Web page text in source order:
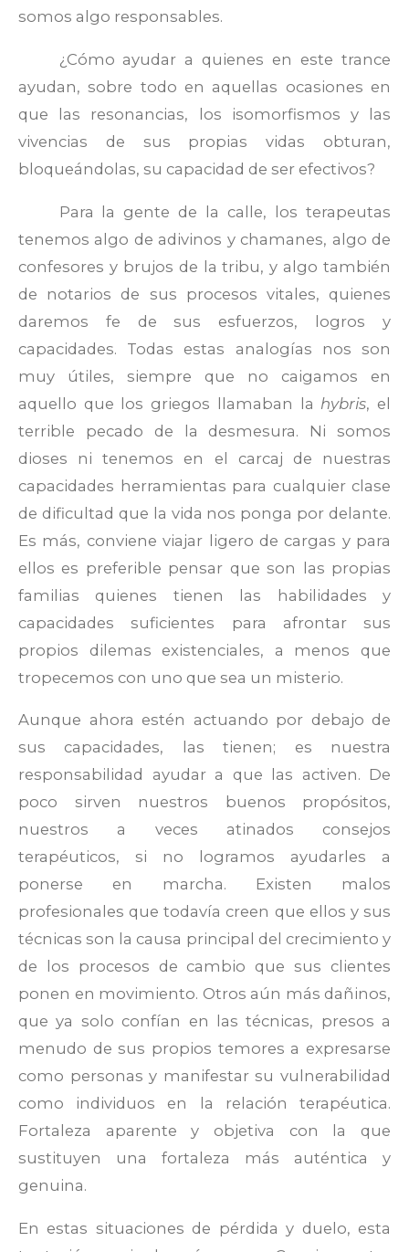
somos algo responsables.
¿Cómo ayudar a quienes en este trance
ayudan, sobre todo en aquellas ocasiones en
que las resonancias, los isomorfismos y las
vivencias de sus propias vidas obturan,
bloqueándolas, su capacidad de ser efectivos?
Para la gente de la calle, los terapeutas
tenemos algo de adivinos y chamanes, algo de
confesores y brujos de la tribu, y algo también
de notarios de sus procesos vitales, quienes
daremos fe de sus esfuerzos, logros y
capacidades. Todas estas analogías nos son
muy útiles, siempre que no caigamos en
aquello que los griegos llamaban la hybris, el
terrible pecado de la desmesura. Ni somos
dioses ni tenemos en el carcaj de nuestras
capacidades herramientas para cualquier clase
de dificultad que la vida nos ponga por delante.
Es más, conviene viajar ligero de cargas y para
ellos es preferible pensar que son las propias
familias quienes tienen las habilidades y
capacidades suficientes para afrontar sus
propios dilemas existenciales, a menos que
tropecemos con uno que sea un misterio.
Aunque ahora estén actuando por debajo de
sus capacidades, las tienen; es nuestra
responsabilidad ayudar a que las activen. De
poco sirven nuestros buenos propósitos,
nuestros a veces atinados consejos
terapéuticos, si no logramos ayudarles a
ponerse en marcha. Existen malos
profesionales que todavía creen que ellos y sus
técnicas son la causa principal del crecimiento y
de los procesos de cambio que sus clientes
ponen en movimiento. Otros aún más dañinos,
que ya solo confían en las técnicas, presos a
menudo de sus propios temores a expresarse
como personas y manifestar su vulnerabilidad
como individuos en la relación terapéutica.
Fortaleza aparente y objetiva con la que
sustituyen una fortaleza más auténtica y
genuina.
En estas situaciones de pérdida y duelo, esta